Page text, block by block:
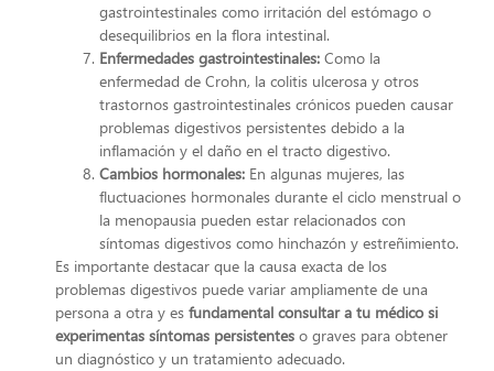
gastrointestinales como irritación del estómago o
desequilibrios en la flora intestinal.
Enfermedades gastrointestinales: Como la
enfermedad de Crohn, la colitis ulcerosa y otros
trastornos gastrointestinales crónicos pueden causar
problemas digestivos persistentes debido a la
inflamación y el daño en el tracto digestivo.
Cambios hormonales: En algunas mujeres, las
fluctuaciones hormonales durante el ciclo menstrual o
la menopausia pueden estar relacionados con
síntomas digestivos como hinchazón y estreñimiento.
Es importante destacar que la causa exacta de los
problemas digestivos puede variar ampliamente de una
persona a otra y es fundamental consultar a tu médico si
experimentas síntomas persistentes o graves para obtener
un diagnóstico y un tratamiento adecuado.